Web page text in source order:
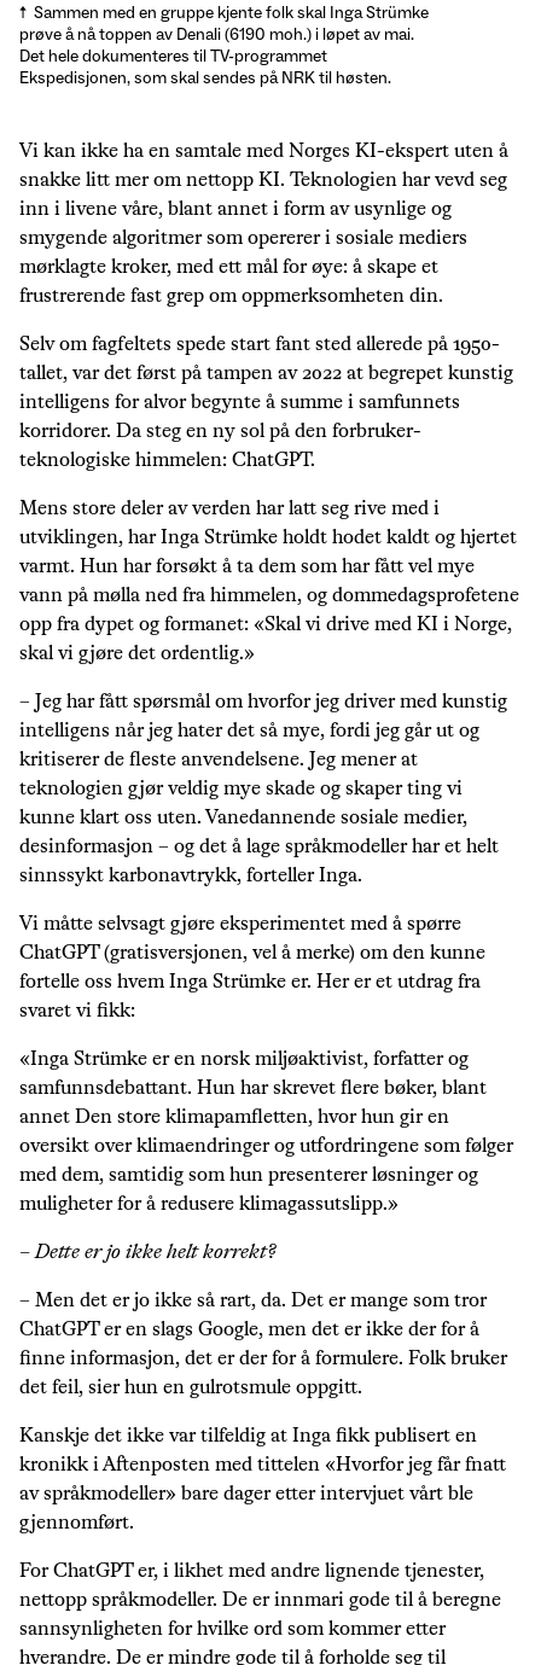
Sammen med en gruppe kjente folk skal Inga Strümke
prøve å nå toppen av Denali (6190 moh.) i løpet av mai.
Det hele dokumenteres til TV-programmet
Ekspedisjonen, som skal sendes på NRK til høsten.
Vi kan ikke ha en samtale med Norges KI-ekspert uten å
snakke litt mer om nettopp KI. Teknologien har vevd seg
inn i livene våre, blant annet i form av usynlige og
smygende algoritmer som opererer i sosiale mediers
mørklagte kroker, med ett mål for øye: å skape et
frustrerende fast grep om oppmerksomheten din.
Selv om fagfeltets spede start fant sted allerede på 1950-
tallet, var det først på tampen av 2022 at begrepet kunstig
intelligens for alvor begynte å summe i samfunnets
korridorer. Da steg en ny sol på den forbruker-
teknologiske himmelen: ChatGPT.
Mens store deler av verden har latt seg rive med i
utviklingen, har Inga Strümke holdt hodet kaldt og hjertet
varmt. Hun har forsøkt å ta dem som har fått vel mye
vann på mølla ned fra himmelen, og dommedagsprofetene
opp fra dypet og formanet: «Skal vi drive med KI i Norge,
skal vi gjøre det ordentlig.»
– Jeg har fått spørsmål om hvorfor jeg driver med kunstig
intelligens når jeg hater det så mye, fordi jeg går ut og
kritiserer de fleste anvendelsene. Jeg mener at
teknologien gjør veldig mye skade og skaper ting vi
kunne klart oss uten. Vanedannende sosiale medier,
desinformasjon – og det å lage språkmodeller har et helt
sinnssykt karbonavtrykk, forteller Inga.
Vi måtte selvsagt gjøre eksperimentet med å spørre
ChatGPT (gratisversjonen, vel å merke) om den kunne
fortelle oss hvem Inga Strümke er. Her er et utdrag fra
svaret vi fikk:
«Inga Strümke er en norsk miljøaktivist, forfatter og
samfunnsdebattant. Hun har skrevet flere bøker, blant
annet Den store klimapamfletten, hvor hun gir en
oversikt over klimaendringer og utfordringene som følger
med dem, samtidig som hun presenterer løsninger og
muligheter for å redusere klimagassutslipp.»
– Dette er jo ikke helt korrekt?
– Men det er jo ikke så rart, da. Det er mange som tror
ChatGPT er en slags Google, men det er ikke der for å
finne informasjon, det er der for å formulere. Folk bruker
det feil, sier hun en gulrotsmule oppgitt.
Kanskje det ikke var tilfeldig at Inga fikk publisert en
kronikk i Aftenposten med tittelen «Hvorfor jeg får fnatt
av språkmodeller» bare dager etter intervjuet vårt ble
gjennomført.
For ChatGPT er, i likhet med andre lignende tjenester,
nettopp språkmodeller. De er innmari gode til å beregne
sannsynligheten for hvilke ord som kommer etter
hverandre. De er mindre gode til å forholde seg til